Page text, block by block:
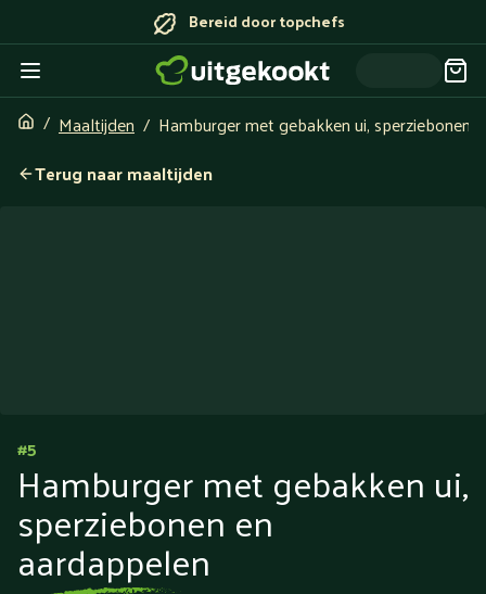
Bereid door topchefs
Maaltijden
Hamburger met gebakken ui, sperziebonen
Terug naar maaltijden
#5
Hamburger met gebakken ui,
sperziebonen en
aardappelen